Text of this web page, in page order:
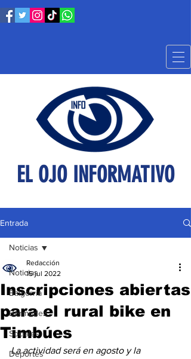
EL OJO INFORMATIVO
Entrada
Noticias
Baigorria
Bermúdez
Sociales
Deportes
Noticias
Inscripciones abiertas
para el rural bike en
Timbúes
Redacción
15 jul 2022
La actividad será en agosto y la